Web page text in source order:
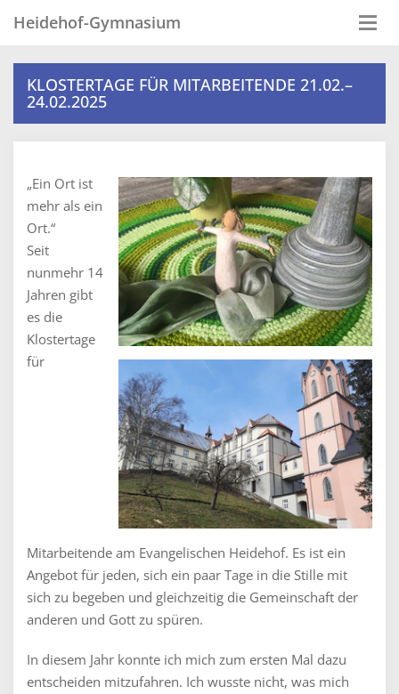
Heidehof-Gymnasium
KLOSTERTAGE FÜR MITARBEITENDE 21.02.–
24.02.2025
„Ein Ort ist
mehr als ein
Ort.“
Seit
nunmehr 14
Jahren gibt
es die
Klostertage
für
Mitarbeitende am Evangelischen Heidehof. Es ist ein
Angebot für jeden, sich ein paar Tage in die Stille mit
sich zu begeben und gleichzeitig die Gemeinschaft der
anderen und Gott zu spüren.
In diesem Jahr konnte ich mich zum ersten Mal dazu
entscheiden mitzufahren. Ich wusste nicht, was mich